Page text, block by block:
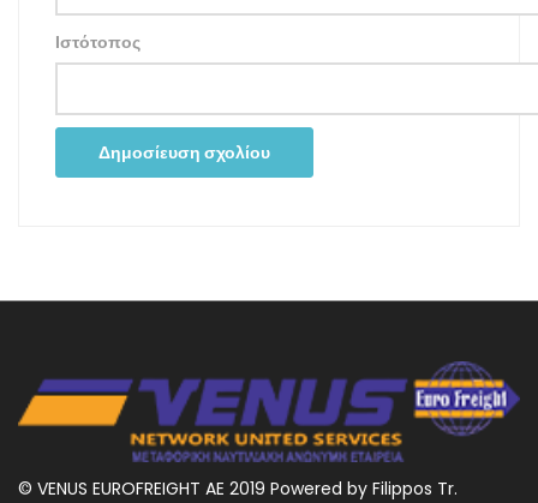
Ιστότοπος
© VENUS EUROFREIGHT AE 2019 Powered by Filippos Tr.